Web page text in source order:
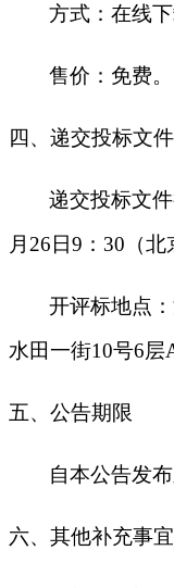
方式：在线下
售价：免费。
四、递交投标文
递交投标文
月 26日9 ： 30（北
开评标地点
水田一街10号6层
五、公告期限
自本公告发
六、其他补充事宜